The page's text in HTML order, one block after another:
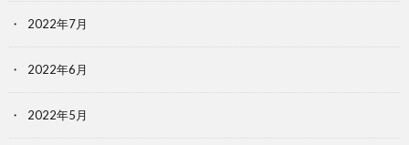
2022年7月
2022年6月
2022年5月